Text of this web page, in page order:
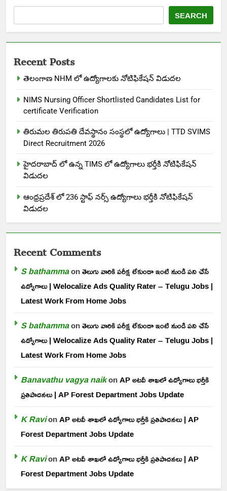
SEARCH
Recent Posts
తెలంగాణ NHM లో ఉద్యోగాలకు నోటిఫికేషన్ విడుదల
NIMS Nursing Officer Shortlisted Candidates List for
certificate Verification
తిరుమల తిరుపతి దేవస్థానం సంస్థలో ఉద్యోగాలు | TTD SVIMS
Direct Recruitment 2026
హైదరాబాద్ లో ఉన్న TIMS లో ఉద్యోగాలు భర్తీకి నోటిఫికేషన్
విడుదల
ఆంధ్రప్రదేశ్ లో 236 స్టాఫ్ నర్స్ ఉద్యోగాలు భర్తీకి నోటిఫికేషన్
విడుదల
Recent Comments
S bathammaonతెలుగు వారికి పరీక్ష లేకుండా ఇంటి నుండి పని చేసే
ఉద్యోగాలు | Welocalize Ads Quality Rater – Telugu Jobs |
Latest Work From Home Jobs
S bathammaonతెలుగు వారికి పరీక్ష లేకుండా ఇంటి నుండి పని చేసే
ఉద్యోగాలు | Welocalize Ads Quality Rater – Telugu Jobs |
Latest Work From Home Jobs
Banavathu vagya naikonAP అటవీ శాఖలో ఉద్యోగాలు భర్తీకి
ప్రతిపాదనలు | AP Forest Department Jobs Update
K RavionAP అటవీ శాఖలో ఉద్యోగాలు భర్తీకి ప్రతిపాదనలు | AP
Forest Department Jobs Update
K RavionAP అటవీ శాఖలో ఉద్యోగాలు భర్తీకి ప్రతిపాదనలు | AP
Forest Department Jobs Update